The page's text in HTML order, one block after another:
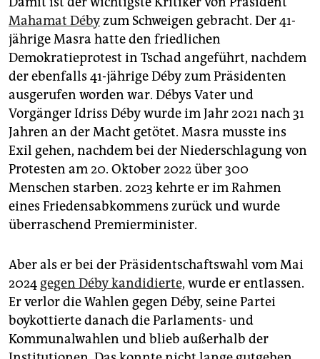
Mahamat Débyzum Schweigen gebracht. Der 41-
jährige Masra hatte den friedlichen
Demokratieprotest in Tschad angeführt, nachdem
der ebenfalls 41-jährige Déby zum Präsidenten
ausgerufen worden war. Débys Vater und
Vorgänger Idriss Déby wurde im Jahr 2021 nach 31
Jahren an der Macht getötet. Masra musste ins
Exil gehen, nachdem bei der Niederschlagung von
Protesten am 20. Oktober 2022 über 300
Menschen starben. 2023 kehrte er im Rahmen
eines Friedensabkommens zurück und wurde
überraschend Premierminister.
Aber als er bei der Präsidentschaftswahl vom Mai
2024 gegen Déby kandidierte, wurde er entlassen.
Er verlor die Wahlen gegen Déby, seine Partei
boykottierte danach die Parlaments- und
Kommunalwahlen und blieb außerhalb der